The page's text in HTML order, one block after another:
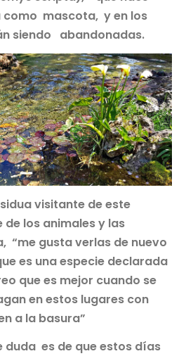
como mascota, y en los
siendo abandonadas.
visitante de este
los animales y las
“me gusta verlas de nuevo
es una especie declarada
que es mejor cuando se
en estos lugares con
a la basura”
duda es de que estos días